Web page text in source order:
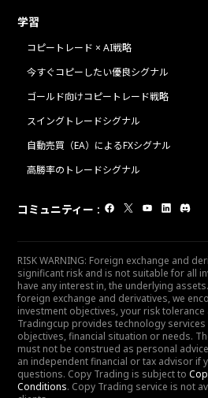
学習
コピートレード × AI戦略
今すぐコピーしたい優良シグナル
ゴールド向けコピートレード戦略
スイングトレードシグナル
自動売買（EA）によるFXシグナル
高勝率のトレードシグナル
コミュニティー :
RISK WARNING: Foreign exchange and
significant risk and is not suitable for all
have any interest in, the underlying
foreign exchange and derivatives, we
investment objectives, your risk
Tradingcup provides technology
objectives, financial situation or needs.
must not be construed as personal
an independent financial or tax advisor if
questions. Copy Trading is subject to
Conditions. Copy Trading service is not